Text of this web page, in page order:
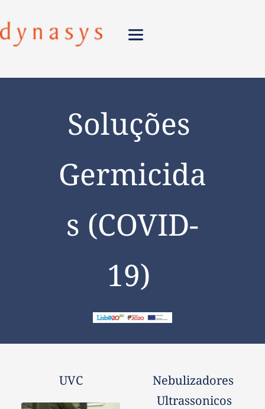
Soluções
Germicida
s (COVID-
19)
UVC
Nebulizadores
Ultrassonicos